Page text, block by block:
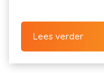
Lees verder